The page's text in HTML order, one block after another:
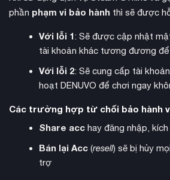
thêm sự kiện độc đáo, quyết định và
phong phú thêm thế giới trung cổ.
Bản mở rộng Roads to Power giới thiệu
với hệ thống Chính phủ Hành chính
hữu đất đai trực tiếp, người chơi sẽ
lưới Thống đốc, sử dụng hệ thống Ảnh
phần phạm vi bảo hành thì sẽ được
Với lỗi 1: Sẽ được cập nhật
tài khoản khác tương đương
Với lỗi 2: Sẽ cung cấp tài
hoạt DENUVO để chơi ngay
Các trường hợp từ chối bảo hành
Share acchay đăng nhập,
Bán lại Acc(resell) sẽ bị hủy
trợ